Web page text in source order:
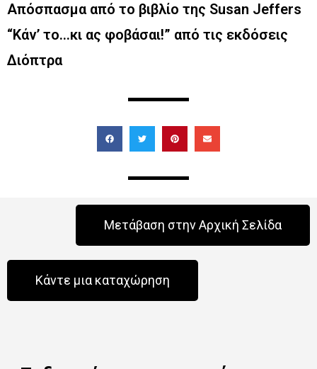
Απόσπασμα από το βιβλίο της Susan Jeffers
“Κάν’ το…κι ας φοβάσαι!” από τις εκδόσεις
Διόπτρα
Μετάβαση στην Αρχική Σελίδα
Κάντε μια καταχώρηση